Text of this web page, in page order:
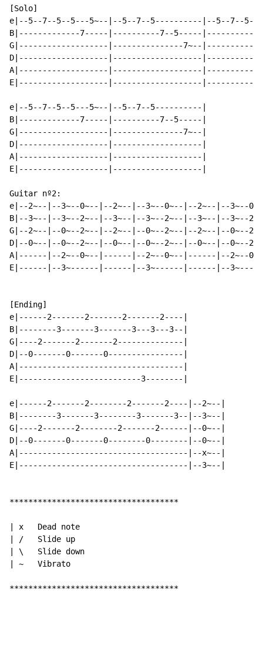
[Solo]
e|--5--7--5--5---5~--|--5--7--5----------|--5--7--
B|-------------7-----|----------7--5-----
G|-------------------|---------------7~--
D|-------------------|-------------------
A|-------------------|-------------------
E|-------------------|-------------------
e|--5--7--5--5---5~--|--5--7--5----------|
B|-------------7-----|----------7--5-----|
G|-------------------|---------------7~--|
D|-------------------|-------------------|
A|-------------------|-------------------|
E|-------------------|-------------------|
Guitar nº2:
e|--2~--|--3~--0~--|--2~--|--3~--0~--|--2~--|--3~--
B|--3~--|--3~--2~--|--3~--|--3~--2~--|--3~--|--3~--
G|--2~--|--0~--2~--|--2~--|--0~--2~--|--2~--|--0~--
D|--0~--|--0~--2~--|--0~--|--0~--2~--|--0~--|--0~--
A|------|--2~--0~--|------|--2~--0~--|------|--2~--
E|------|--3~------|------|--3~------|------|--
[Ending]
e|------2-------2-------2-------2----|
B|--------3-------3-------3---3---3--|
G|----2-------2-------2--------------|
D|--0-------0-------0----------------|
A|-----------------------------------|
E|--------------------------3--------|
e|------2-------2--------2-------2----|--2~--|
B|--------3-------3--------3-------3--|--3~--|
G|----2-------2--------2-------2------|--0~--|
D|--0-------0-------0--------0--------|--0~--|
A|------------------------------------|--x~--|
E|------------------------------------|--3~--|
************************************
| x   Dead note
| /   Slide up
| \   Slide down
| ~   Vibrato
************************************